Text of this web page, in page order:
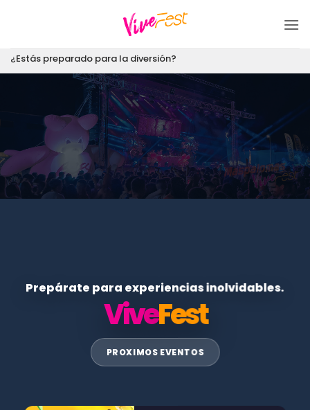
¿Estás preparado para la diversión?
Prepárate para experiencias inolvidables.
ViveFest
PROXIMOS EVENTOS